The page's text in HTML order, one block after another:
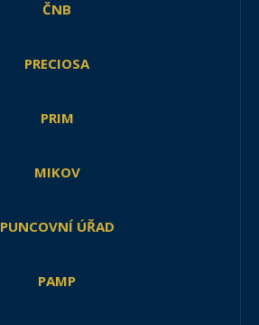
ČNB
PRECIOSA
PRIM
MIKOV
PUNCOVNÍ ÚŘAD
PAMP